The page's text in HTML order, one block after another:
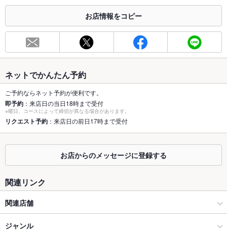
総席数 120席(詳細はお問い合わせください)
最大宴会収
50人(最大50名様までご利用OK！人数等お気軽にご相談くださ
個室
あり ：6名～ご用意有、8名用1室、10名用1室。20/30名用大広
間あり(最大50名)
座敷 なし ：20名用1つ、30名用1つ、最大50名
掘りごたつ あり
あり ：カウンター席は大人だけの特等席！おひとり様歓迎!デー
ソファー
テラス席
貸切
お店情報をコピー
ネットでかんたん予約
ご予約ならネット予約が便利です。
即予約 ：来店日の当日18時まで受付
※曜日、コースによって締切が異なる場合があります。
リクエスト予約 ：来店日の前日17時まで受付
お店からのメッセージに登録する
関連リンク
関連店舗
富寿し
ジャンル